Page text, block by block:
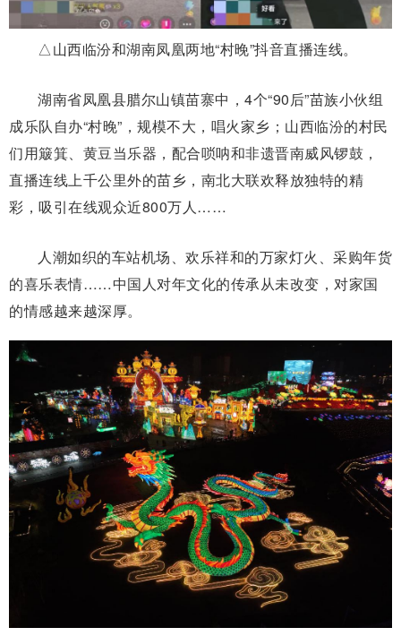
△山西临汾和湖南凤凰两地“村晚”抖音直播连线。
湖南省凤凰县腊尔山镇苗寨中，4个“90后”苗族小伙组
成乐队自办“村晚”，规模不大，唱火家乡；山西临汾的村民
们用簸箕、黄豆当乐器，配合唢呐和非遗晋南威风锣鼓，
直播连线上千公里外的苗乡，南北大联欢释放独特的精
彩，吸引在线观众近800万人……
人潮如织的车站机场、欢乐祥和的万家灯火、采购年货
的喜乐表情……中国人对年文化的传承从未改变，对家国
的情感越来越深厚。